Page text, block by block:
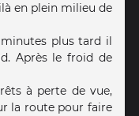
en plein milieu de
plus tard il
Après le froid de
à perte de vue,
la route pour faire